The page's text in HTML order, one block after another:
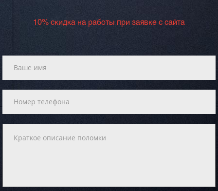
10% скидка на работы при заявке с сайта